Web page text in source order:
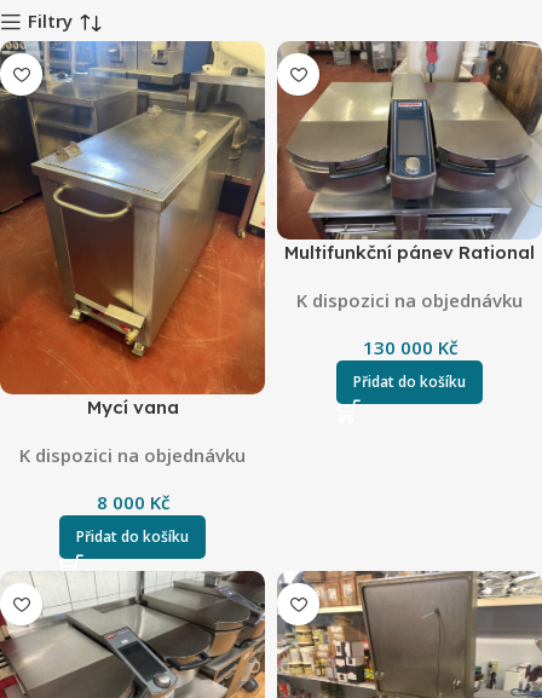
Filtry
Mycí vana
K dispozici na objednávku
8 000 Kč
Přidat do košíku
Multifunkční pánev Rational
K dispozici na objednávku
130 000 Kč
Přidat do košíku